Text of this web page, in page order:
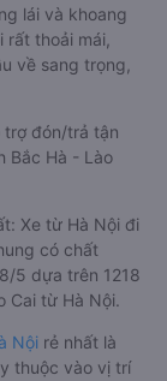
lái và khoang
thoải mái,
về sang trọng,
trợ đón/trả tận
Bắc Hà - Lào
Xe từ Hà Nội đi
có chất
5 dựa trên 1218
Cai từ Hà Nội.
Nội rẻ nhất là
thuộc vào vị trí